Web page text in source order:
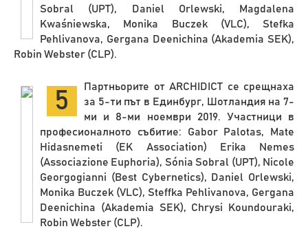
Sobral (UPT), Daniel Orlewski, Magdalena
Kwaśniewska, Monika Buczek (VLC), Stefka
Pehlivanova, Gergana Deenichina (Akademia SEK),
Robin Webster (CLP).
5
Партньорите от ARCHIDICT се срещнаха
за 5-ти път в Единбург, Шотландия на 7-
ми и 8-ми ноември 2019. Участници в
професионалното събитие: Gabor Palotas, Mate
Hidasnemeti (EK Association) Erika Nemes
(Associazione Euphoria), Sónia Sobral (UPT), Nicole
Georgogianni (Best Cybernetics), Daniel Orlewski,
Monika Buczek (VLC), Steffka Pehlivanova, Gergana
Deenichina (Akademia SEK), Chrysi Koundouraki,
Robin Webster (CLP).